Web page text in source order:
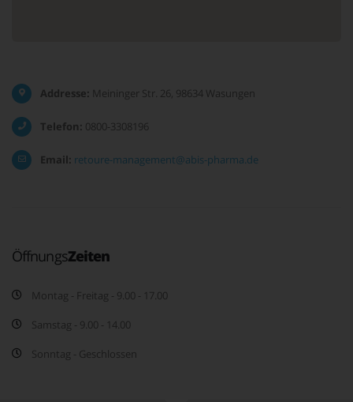
Addresse: Meininger Str. 26, 98634 Wasungen
Telefon: 0800-3308196
Email: retoure-management@abis-pharma.de
ÖffnungsZeiten
Montag - Freitag - 9.00 - 17.00
Samstag - 9.00 - 14.00
Sonntag - Geschlossen